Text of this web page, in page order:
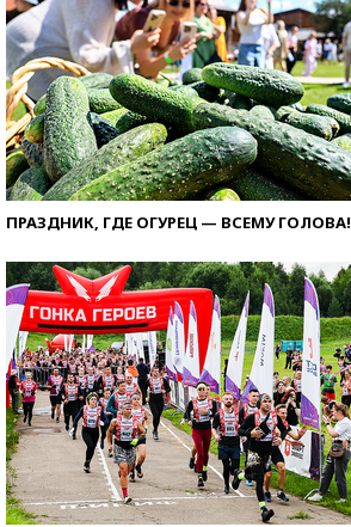
ПРАЗДНИК, ГДЕ ОГУРЕЦ — ВСЕМУ ГОЛОВА!